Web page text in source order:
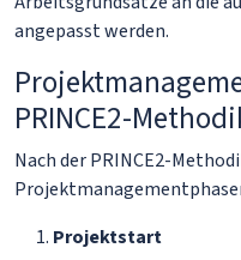
angepasst werden.
PRINCE2-
Nach der PRINCE2-
Projektstart